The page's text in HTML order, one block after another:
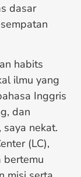
dasar
habits
ilmu yang
Inggris
dan
, saya nekat.
(LC),
bertemu